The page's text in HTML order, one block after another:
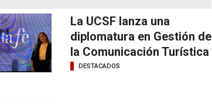
La UCSF lanza una
diplomatura en Gestión de
la Comunicación Turística
DESTACADOS